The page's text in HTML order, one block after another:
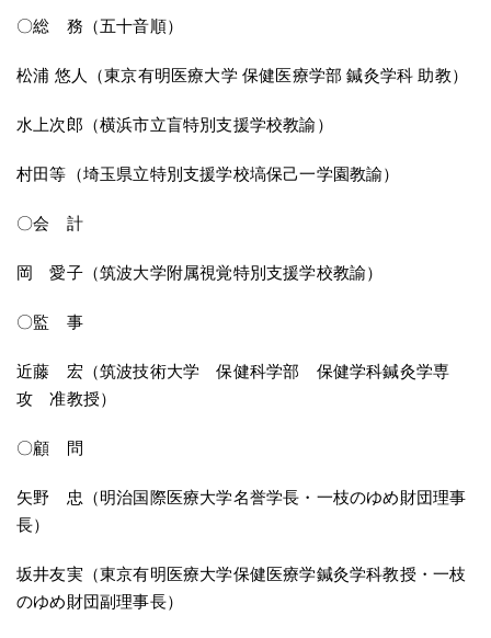
〇総 務（五十音順）
松浦 悠人（東京有明医療大学 保健医療学部 鍼灸学科 助教）
水上次郎（横浜市立盲特別支援学校教諭）
村田等（埼玉県立特別支援学校塙保己一学園教諭）
〇会 計
岡 愛子（筑波大学附属視覚特別支援学校教諭）
〇監 事
近藤 宏（筑波技術大学 保健科学部 保健学科鍼灸学専
攻 准教授）
〇顧 問
矢野 忠（明治国際医療大学名誉学長・一枝のゆめ財団理事
長）
坂井友実（東京有明医療大学保健医療学鍼灸学科教授・一枝
のゆめ財団副理事長）